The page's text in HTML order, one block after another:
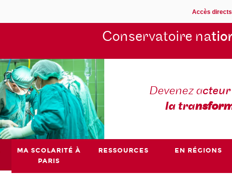
Accès directs
Conservatoire na
Devenez acteur
la tra
MA SCOLARITÉ À
PARIS
RESSOURCES EN RÉGIONS